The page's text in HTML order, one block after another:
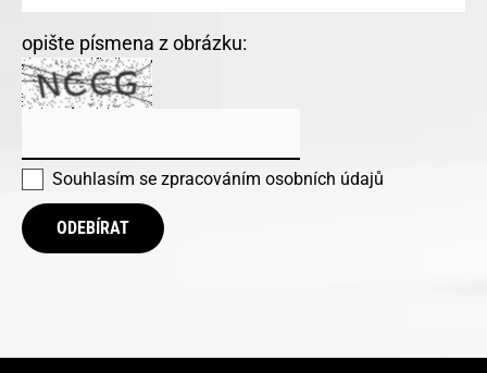
opište písmena z obrázku:
Souhlasím se zpracováním osobních údajů
ODEBÍRAT